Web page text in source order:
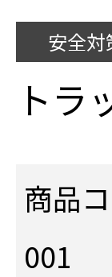
安全対
トラ
商品
001